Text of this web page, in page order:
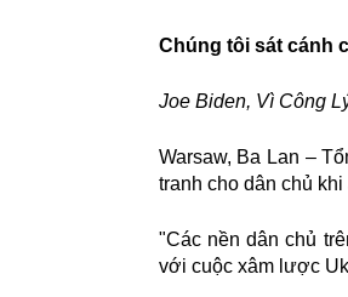
Chúng tôi sát cánh
Joe Biden, Vì Công
Warsaw, Ba Lan –
tranh cho dân chủ
"Các nền dân chủ
với cuộc xâm lược